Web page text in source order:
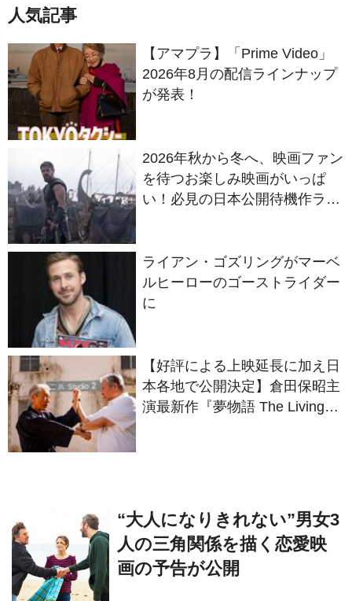
人気記事
【アマプラ】「Prime Video」
2026年8月の配信ラインナップ
が発表！
2026年秋から冬へ、映画ファン
を待つお楽しみ映画がいっぱ
い！必見の日本公開待機作ライ
ライアン・ゴズリングがマーベ
ルヒーローのゴーストライダー
に
【好評による上映延長に加え日
本各地で公開決定】倉田保昭主
演最新作『夢物語 The Living
“大人になりきれない”男女3
人の三角関係を描く恋愛映
画の予告が公開